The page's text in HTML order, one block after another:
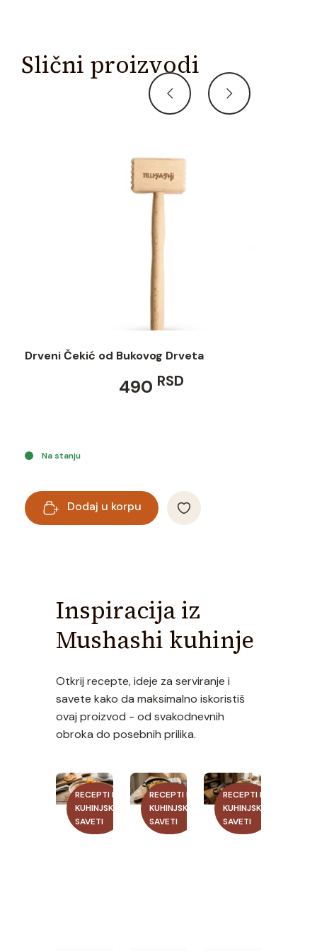
Slični proizvodi
Drveni Čekić od Bukovog Drveta
Na stanju
490 RSD
Dodaj u korpu
Inspiracija iz
Mushashi kuhinje
Otkrij recepte, ideje za serviranje i
savete kako da maksimalno iskoristiš
ovaj proizvod - od svakodnevnih
obroka do posebnih prilika.
RECEPTI I
KUHINJSKI
SAVETI
RECEPTI I
KUHINJSKI
SAVETI
RECEPTI I
KUHINJSKI
SAVETI